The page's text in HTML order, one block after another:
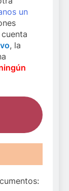
un
, la